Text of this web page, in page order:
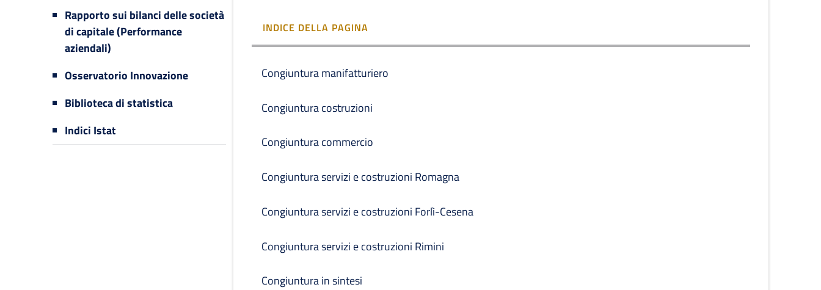
Rapporto sui bilanci delle società
di capitale (Performance
aziendali)
Osservatorio Innovazione
Biblioteca di statistica
Indici Istat
INDICE DELLA PAGINA
Congiuntura manifatturiero
Congiuntura costruzioni
Congiuntura commercio
Congiuntura servizi e costruzioni Romagna
Congiuntura servizi e costruzioni Forlì-Cesena
Congiuntura servizi e costruzioni Rimini
Congiuntura in sintesi